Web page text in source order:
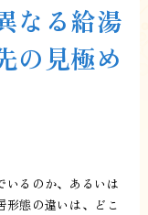
なる給湯
の見極め
いるのか、あるいは
態の違いは、どこ